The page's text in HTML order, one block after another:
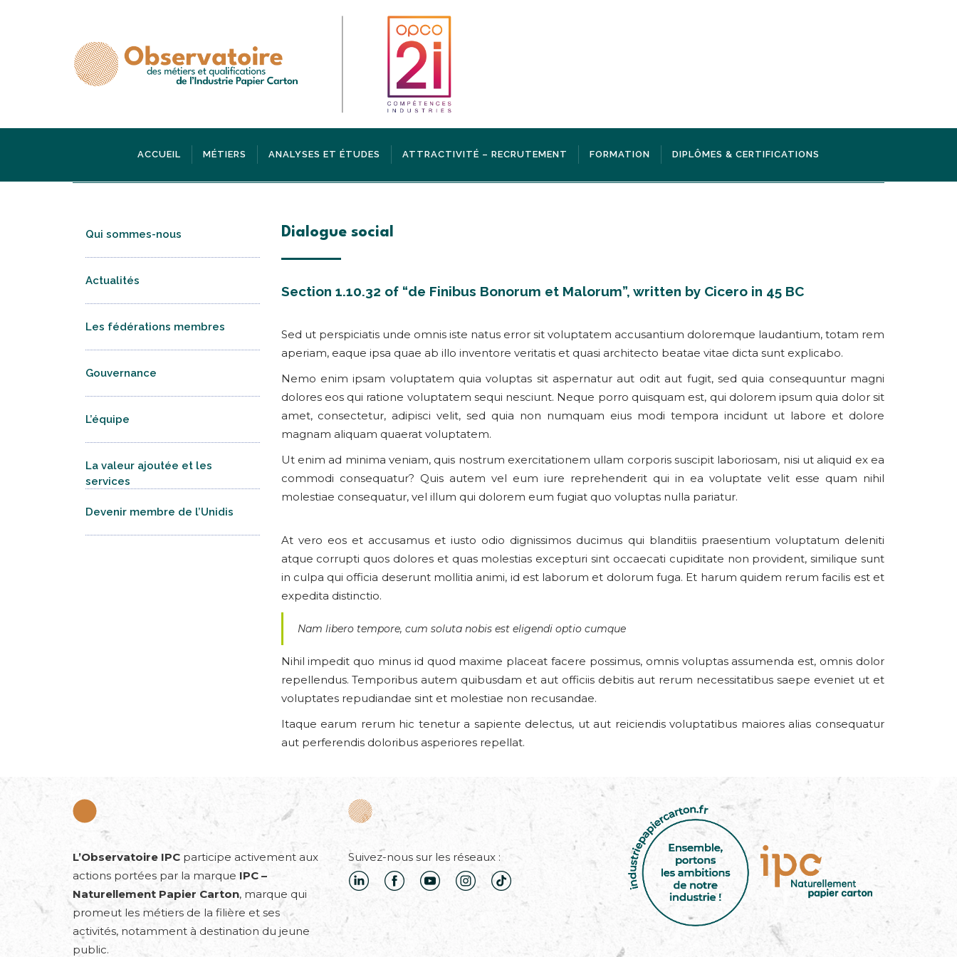
ACCUEIL MÉTIERS ANALYSES ET ÉTUDES ATTRACTIVITÉ – RECRUTEMENT FORMATION DIPLÔMES & CERTIFICATIONS
Qui sommes-nous
Actualités
Les fédérations membres
Gouvernance
L’équipe
La valeur ajoutée et les
services
Devenir membre de l’Unidis
Dialogue social
Section 1.10.32 of “de Finibus Bonorum et Malorum”, written by Cicero in 45 BC
Sed ut perspiciatis unde omnis iste natus error sit voluptatem accusantium doloremque laudantium, totam rem
aperiam, eaque ipsa quae ab illo inventore veritatis et quasi architecto beatae vitae dicta sunt explicabo.
Nemo enim ipsam voluptatem quia voluptas sit aspernatur aut odit aut fugit, sed quia consequuntur magni
dolores eos qui ratione voluptatem sequi nesciunt. Neque porro quisquam est, qui dolorem ipsum quia dolor sit
amet, consectetur, adipisci velit, sed quia non numquam eius modi tempora incidunt ut labore et dolore
magnam aliquam quaerat voluptatem.
Ut enim ad minima veniam, quis nostrum exercitationem ullam corporis suscipit laboriosam, nisi ut aliquid ex ea
commodi consequatur? Quis autem vel eum iure reprehenderit qui in ea voluptate velit esse quam nihil
molestiae consequatur, vel illum qui dolorem eum fugiat quo voluptas nulla pariatur.
At vero eos et accusamus et iusto odio dignissimos ducimus qui blanditiis praesentium voluptatum deleniti
atque corrupti quos dolores et quas molestias excepturi sint occaecati cupiditate non provident, similique sunt
in culpa qui officia deserunt mollitia animi, id est laborum et dolorum fuga. Et harum quidem rerum facilis est et
expedita distinctio.
Nam libero tempore, cum soluta nobis est eligendi optio cumque
Nihil impedit quo minus id quod maxime placeat facere possimus, omnis voluptas assumenda est, omnis dolor
repellendus. Temporibus autem quibusdam et aut officiis debitis aut rerum necessitatibus saepe eveniet ut et
voluptates repudiandae sint et molestiae non recusandae.
Itaque earum rerum hic tenetur a sapiente delectus, ut aut reiciendis voluptatibus maiores alias consequatur
aut perferendis doloribus asperiores repellat.
L’Observatoire IPC participe activement aux
actions portées par la marque IPC –
Naturellement Papier Carton, marque qui
promeut les métiers de la filière et ses
activités, notamment à destination du jeune
public.
Suivez-nous sur les réseaux :